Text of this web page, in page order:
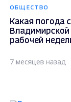
ОБЩЕСТВО
Какая погода
Владимирской
рабочей
7 месяцев назад